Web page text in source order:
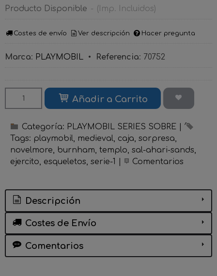
Producto Disponible - (Imp. Incluidos)
Costes de envío Ver descripción Hacer pregunta
Marca: PLAYMOBIL • Referencia: 70752
Añadir a Carrito
Categoría: PLAYMOBIL SERIES SOBRE
Tags: playmobil medieval caja sorpresa
novelmore
burnham templo sal-ahari-sands
ejercito
esqueletos serie-1 Comentarios
Descripción
Costes de Envío
Comentarios